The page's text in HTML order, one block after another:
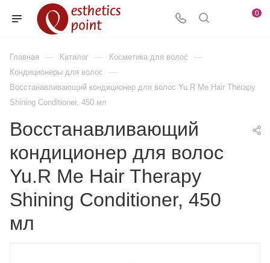
0
Главная — Каталог — Косметика для волос —
Кондиционеры для волос —
Восстанавливающий кондиционер для волос Yu.R Me Hair Therapy
Shining Conditioner, 450 мл
Восстанавливающий
кондиционер для волос
Yu.R Me Hair Therapy
Shining Conditioner, 450
мл